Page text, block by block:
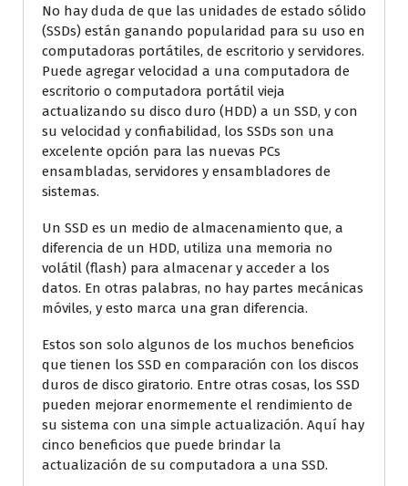
No hay duda de que las unidades de estado sólido
(SSDs) están ganando popularidad para su uso en
computadoras portátiles, de escritorio y servidores.
Puede agregar velocidad a una computadora de
escritorio o computadora portátil vieja
actualizando su disco duro (HDD) a un SSD, y con
su velocidad y confiabilidad, los SSDs son una
excelente opción para las nuevas PCs
ensambladas, servidores y ensambladores de
sistemas.
Un SSD es un medio de almacenamiento que, a
diferencia de un HDD, utiliza una memoria no
volátil (flash) para almacenar y acceder a los
datos. En otras palabras, no hay partes mecánicas
móviles, y esto marca una gran diferencia.
Estos son solo algunos de los muchos beneficios
que tienen los SSD en comparación con los discos
duros de disco giratorio. Entre otras cosas, los SSD
pueden mejorar enormemente el rendimiento de
su sistema con una simple actualización. Aquí hay
cinco beneficios que puede brindar la
actualización de su computadora a una SSD.